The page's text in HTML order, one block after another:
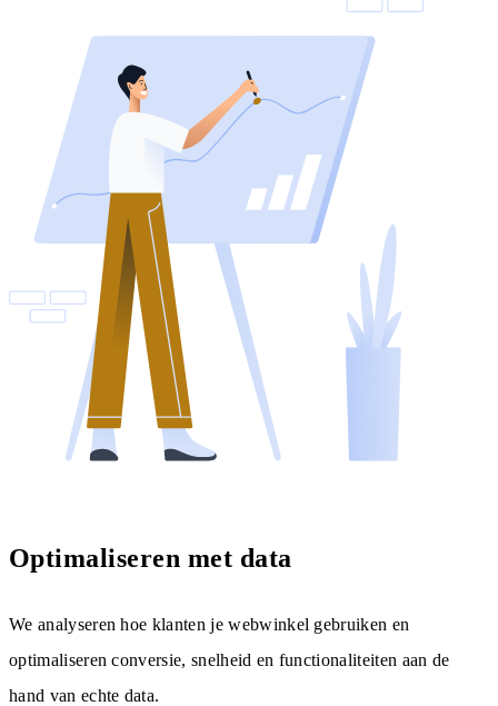
Optimaliseren met data
We analyseren hoe klanten je webwinkel gebruiken en
optimaliseren conversie, snelheid en functionaliteiten aan de
hand van echte data.